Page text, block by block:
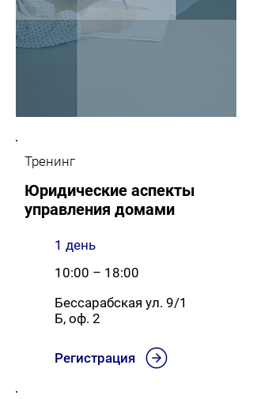
Тренинг
Юридические аспекты
управления домами
Регистрация
1 день
10:00 – 18:00
Бессарабская ул. 9/1
Б, оф. 2